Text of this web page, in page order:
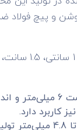
و پیچ